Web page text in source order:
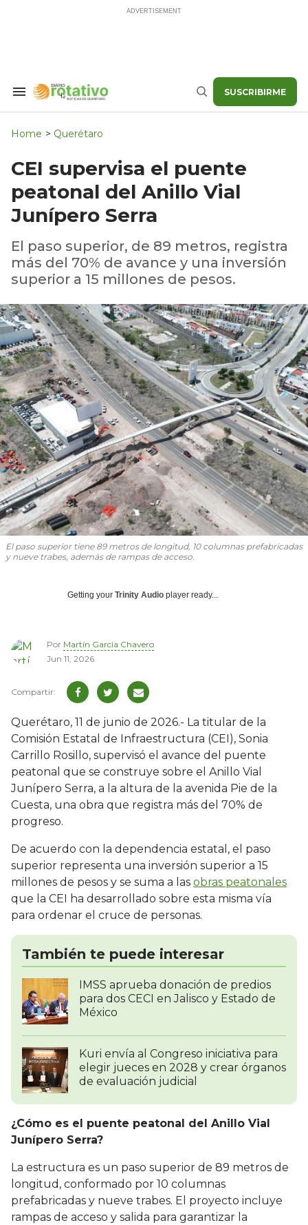
Search
Navigation
Buscar SUSCRIBIRME
Home > Querétaro
CEI supervisa el puente
peatonal del Anillo Vial
Junípero Serra
El paso superior, de 89 metros, registra
más del 70% de avance y una inversión
superior a 15 millones de pesos.
El paso superior tiene 89 metros de longitud, 10 columnas prefabricadas
y nueve trabes, además de rampas de acceso.
Getting your Trinity Audio player ready...
Por Martín García Chavero
Jun 11, 2026
Querétaro, 11 de junio de 2026.- La titular de la
Comisión Estatal de Infraestructura (CEI), Sonia
Carrillo Rosillo, supervisó el avance del puente
peatonal que se construye sobre el Anillo Vial
Junípero Serra, a la altura de la avenida Pie de la
Cuesta, una obra que registra más del 70% de
progreso.
De acuerdo con la dependencia estatal, el paso
superior representa una inversión superior a 15
millones de pesos y se suma a las obras peatonales
que la CEI ha desarrollado sobre esta misma vía
para ordenar el cruce de personas.
También te puede interesar
IMSS aprueba donación de predios
para dos CECI en Jalisco y Estado de
México
Kuri envía al Congreso iniciativa para
elegir jueces en 2028 y crear órganos
de evaluación judicial
¿Cómo es el puente peatonal del Anillo Vial
Junípero Serra?
La estructura es un paso superior de 89 metros de
longitud, conformado por 10 columnas
prefabricadas y nueve trabes. El proyecto incluye
rampas de acceso y salida para garantizar la